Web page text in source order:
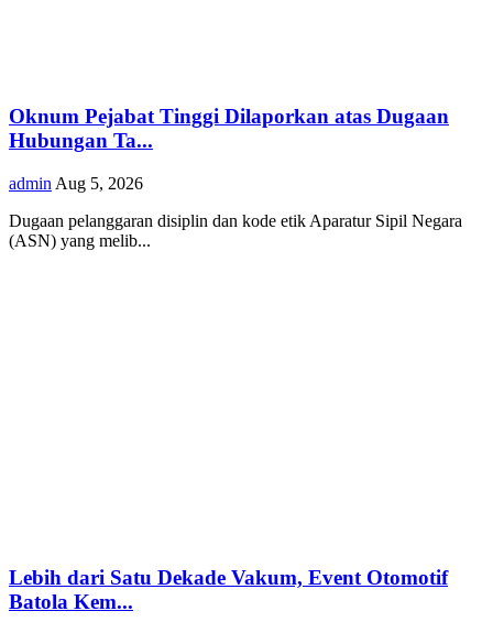
Oknum Pejabat Tinggi Dilaporkan atas Dugaan
Hubungan Ta...
admin Aug 5, 2026
Dugaan pelanggaran disiplin dan kode etik Aparatur Sipil Negara
(ASN) yang melib...
Lebih dari Satu Dekade Vakum, Event Otomotif
Batola Kem...